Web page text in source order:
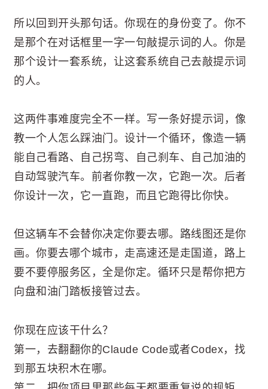
所以回到开头那句话。你现在的身份变了。你不
是那个在对话框里一字一句敲提示词的人。你是
那个设计一套系统，让这套系统自己去敲提示词
的人。
这两件事难度完全不一样。写一条好提示词，像
教一个人怎么踩油门。设计一个循环，像造一辆
能自己看路、自己拐弯、自己刹车、自己加油的
自动驾驶汽车。前者你教一次，它跑一次。后者
你设计一次，它一直跑，而且它跑得比你快。
但这辆车不会替你决定你要去哪。路线图还是你
画。你要去哪个城市，走高速还是走国道，路上
要不要停服务区，全是你定。循环只是帮你把方
向盘和油门踏板接管过去。
你现在应该干什么？
第一，去翻翻你的Claude Code或者Codex，找
到那五块积木在哪。